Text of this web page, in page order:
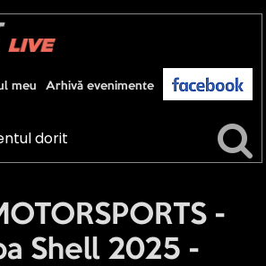
Arhivă evenimente
meu
-
Shell 2025 -